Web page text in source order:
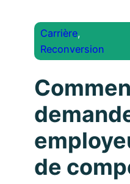
Carrière
Reconversion
de